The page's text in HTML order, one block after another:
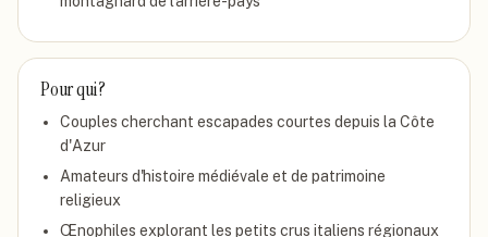
Pour qui ?
Couples cherchant escapades courtes depuis la Côte
d'Azur
Amateurs d'histoire médiévale et de patrimoine
religieux
Œnophiles explorant les petits crus italiens régionaux